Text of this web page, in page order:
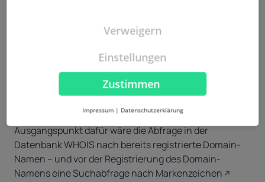
Jahre dauern, bis der Streitfall abgeschlossen ist,
Wie lässt sich eine Markenrechtsverletzung
verhindern, wenn Sie einen Domain-Namen wählen?
Markenrechtsverletzungen zu erkennen. Ein guter
Ausgangspunkt dafür wäre die Abfrage in der
Datenbank WHOIS nach bereits registrierte Domain-
Namen – und vor der Registrierung des Domain-
Namens eineSuchabfrage nach Markenzeichen
Zustimmen
Verweigern
Einstellungen
Impressum | Datenschutzerklärung